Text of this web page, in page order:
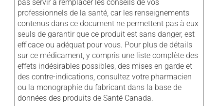
pas servir à remplacer les conseils de vos
professionnels de la santé, car les renseignements
contenus dans ce document ne permettent pas à eux
seuls de garantir que ce produit est sans danger, est
efficace ou adéquat pour vous. Pour plus de détails
sur ce médicament, y compris une liste complète des
effets indésirables possibles, des mises en garde et
des contre-indications, consultez votre pharmacien
ou la monographie du fabricant dans la base de
données des produits de Santé Canada.